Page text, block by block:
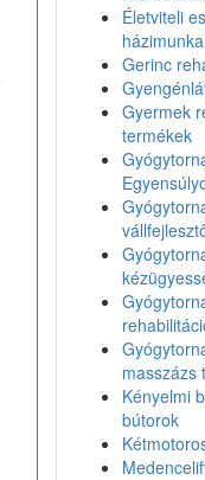
Életviteli
házimunka
Gerinc
Gyermek
termékek
masszázs
Kényelmi
bútorok